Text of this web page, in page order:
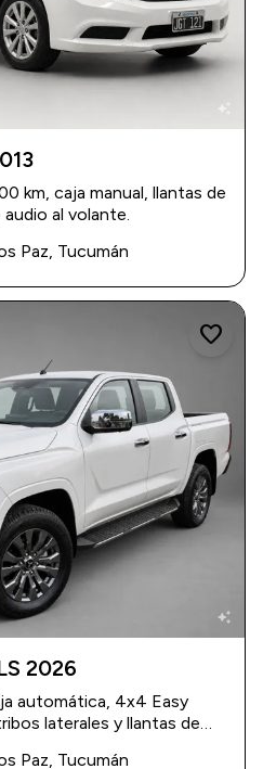
auto_awesome
km, caja manual, llantas de
al volante.
Paz, Tucumán
auto_awesome
2026
automática, 4x4 Easy
laterales y llantas de
Paz, Tucumán
favorite